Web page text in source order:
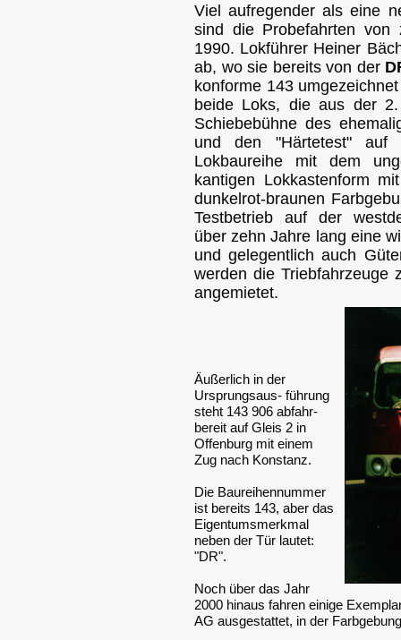
Viel aufregender als eine
sind die Probefahrten
1990. Lokführer Heiner
ab, wo sie bereits von der
konforme 143
beide Loks, die aus der
Schiebebühne des
und den "Härtetest" auf
Lokbaureihe mit dem
kantigen Lokkastenform
dunkelrot-braunen
Testbetrieb auf der
über zehn Jahre lang eine
und gelegentlich auch
werden die Triebfahrzeuge
angemietet.
Äußerlich in der
Ursprungsaus- führung
steht 143 906 abfahr-
bereit auf Gleis 2 in
Offenburg mit einem
Zug nach Konstanz.
Die Baureihennummer
ist bereits 143, aber das
Eigentumsmerkmal
neben der Tür lautet:
"DR".
Noch über das Jahr
2000 hinaus fahren einige
AG ausgestattet, in der